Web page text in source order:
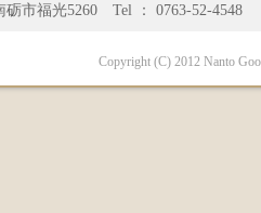
南砺市福光5260 Tel ： 0763-52-
Copyright (C) 2012 Nanto